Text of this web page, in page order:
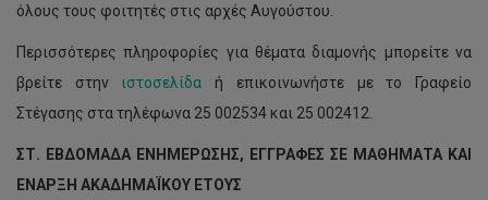
όλους τους φοιτητές στις αρχές Αυγούστου.
Περισσότερες πληροφορίες για θέματα διαμονής μπορείτε να
βρείτε στην ιστοσελίδα ή επικοινωνήστε με το Γραφείο
Στέγασης στα τηλέφωνα 25 002534 και 25 002412.
ΣΤ. ΕΒΔΟΜΑΔΑ ΕΝΗΜΕΡΩΣΗΣ, ΕΓΓΡΑΦΕΣ ΣΕ ΜΑΘΗΜΑΤΑ ΚΑΙ
ΕΝΑΡΞΗ ΑΚΑΔΗΜΑΪΚΟΥ ΕΤΟΥΣ